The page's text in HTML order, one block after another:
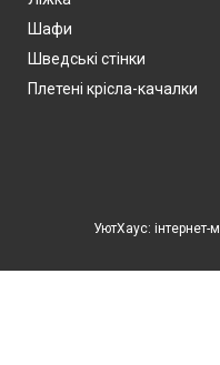
Шафи
Шведські стінки
Плетені крісла-качалки